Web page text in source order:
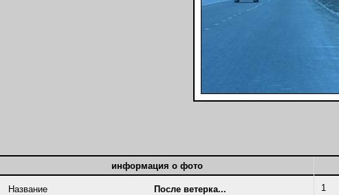
информация о фото
Название
После ветерка...
1